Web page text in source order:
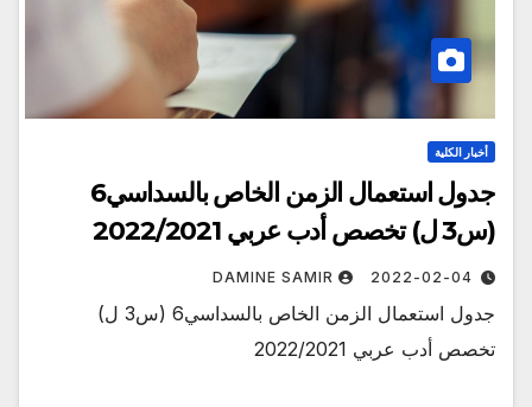
أخبار الكلية
جدول استعمال الزمن الخاص بالسداسي6
(س3 ل) تخصص أدب عربي 2022/2021
2022-02-04
DAMINE SAMIR
جدول استعمال الزمن الخاص بالسداسي6 (س3 ل)
تخصص أدب عربي 2022/2021